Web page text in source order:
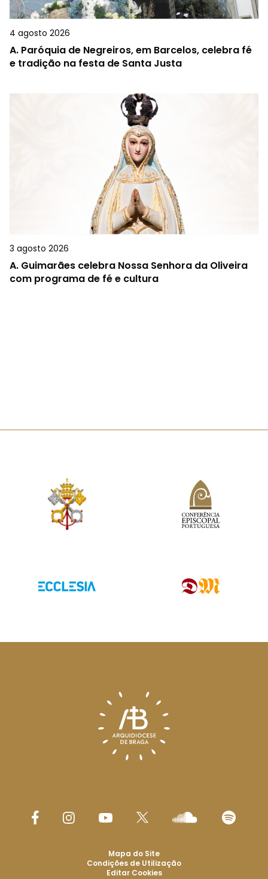
4 agosto 2026
A. Paróquia de Negreiros, em Barcelos, celebra fé
e tradição na festa de Santa Justa
3 agosto 2026
A. Guimarães celebra Nossa Senhora da Oliveira
com programa de fé e cultura
Mapa do Site
Condições de Utilização
Editar Cookies